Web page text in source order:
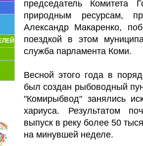
председатель Комитета
природным ресурсам,
Александр Макаренко,
поездкой в этом
служба парламента Коми.
Весной этого года в
был создан рыбоводный
"Комирыбвод" занялись
хариуса. Результатом
выпуск в реку более 50
на минувшей неделе.